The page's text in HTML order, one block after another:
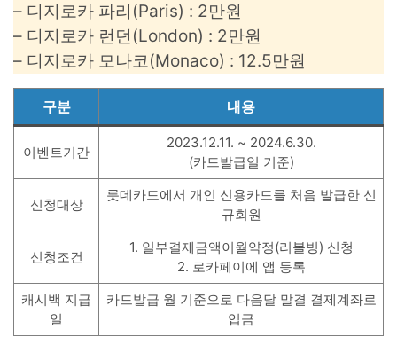
– 디지로카 파리(Paris) : 2만원
– 디지로카 런던(London) : 2만원
– 디지로카 모나코(Monaco) : 12.5만원
구분 내용
이벤트기간
2023.12.11. ~ 2024.6.30.
(카드발급일 기준)
신청대상
롯데카드에서 개인 신용카드를 처음 발급한 신
규회원
신청조건
1. 일부결제금액이월약정(리볼빙) 신청
2. 로카페이에 앱 등록
캐시백 지급
일
카드발급 월 기준으로 다음달 말결 결제계좌로
입금